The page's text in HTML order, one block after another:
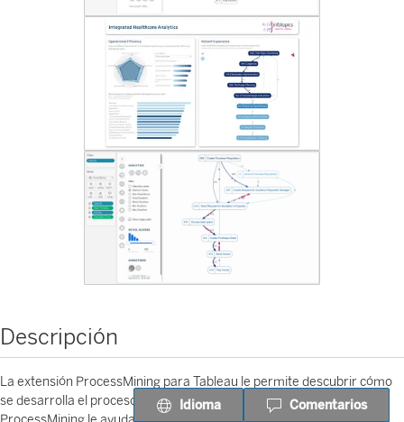
Descripción
La extensión ProcessMining para Tableau le permite descubrir cómo
se desarrolla el proceso en lugar de tener que darlo por supuesto.
Idioma Comentarios